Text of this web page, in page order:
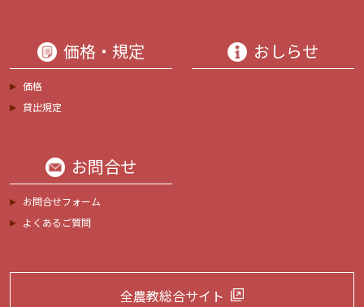
価格・規定
価格
貸出規定
おしらせ
お問合せ
お問合せフォーム
よくあるご質問
全農教総合サイト